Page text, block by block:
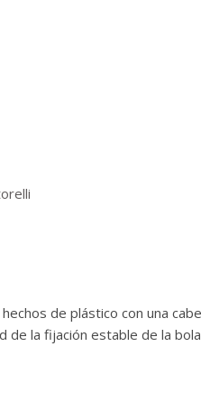
de plástico con una
de la fijación estable de la